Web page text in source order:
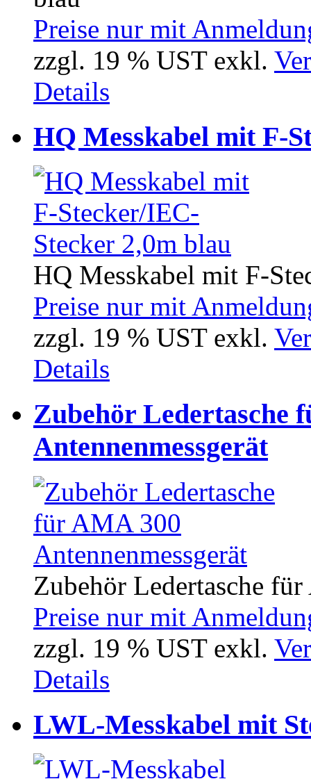
Preise nur mit
zzgl. 19 % UST exkl.
Details
HQ Messkabel mit F-
HQ Messkabel mit F-
Preise nur mit
zzgl. 19 % UST exkl.
Details
Zubehör Ledertasche
Antennenmessgerät
Zubehör Ledertasche
Preise nur mit
zzgl. 19 % UST exkl.
Details
LWL-Messkabel mit